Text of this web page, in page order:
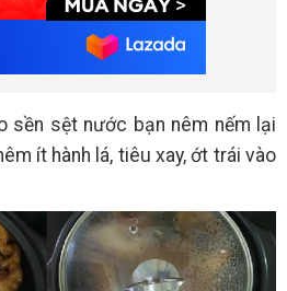
sền sệt nước bạn nêm nếm lại
ít hành lá, tiêu xay, ớt trái vào